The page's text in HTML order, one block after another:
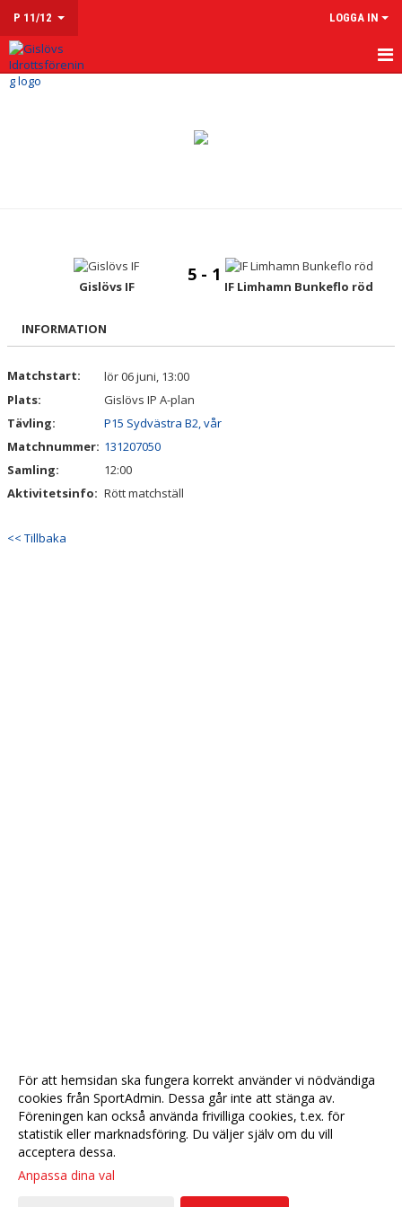
P 11/12 LOGGA IN
HEM
Gislövs IF
5 - 1
IF Limhamn Bunkeflo röd
INFORMATION
Matchstart:
lör 06 juni, 13:00
Plats:
Gislövs IP A-plan
Tävling:
P15 Sydvästra B2, vår
Matchnummer: 131207050
Samling:
12:00
Aktivitetsinfo: Rött matchställ
<< Tillbaka
För att hemsidan ska fungera korrekt använder vi nödvändiga
cookies från SportAdmin. Dessa går inte att stänga av.
Föreningen kan också använda frivilliga cookies, t.ex. för
statistik eller marknadsföring. Du väljer själv om du vill
acceptera dessa.
Anpassa dina val